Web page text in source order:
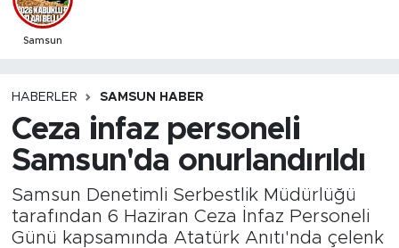
Samsun
HABERLER SAMSUN HABER
Ceza infaz personeli
Samsun'da onurlandırıldı
Samsun Denetimli Serbestlik Müdürlüğü
tarafından 6 Haziran Ceza İnfaz Personeli
Günü kapsamında Atatürk Anıtı'nda çelenk
Süper Lig Puan Durumu ve Fikstür
Son Dakika Haberleri
Haber Arşivi